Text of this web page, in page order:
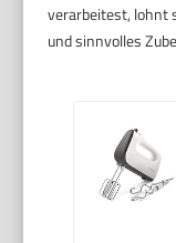
verarbeitest, lohnt
und sinnvolles